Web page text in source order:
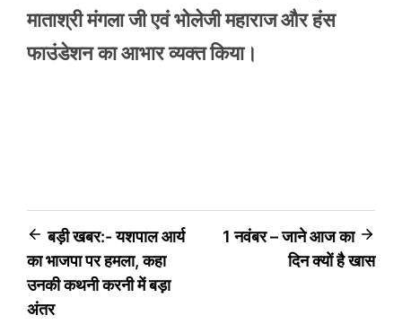
माताश्री मंगला जी एवं भोलेजी महाराज और हंस
फाउंडेशन का आभार व्यक्त किया।
Post
navigation
बड़ी खबर:- यशपाल आर्य
का भाजपा पर हमला, कहा
उनकी कथनी करनी में बड़ा
अंतर
1 नवंबर – जाने आज का
दिन क्यों है खास